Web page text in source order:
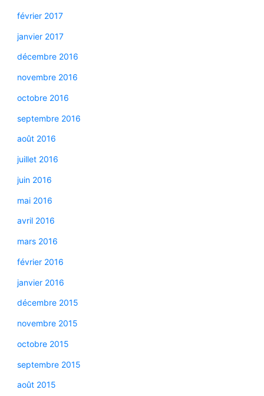
février 2017
janvier 2017
décembre 2016
novembre 2016
octobre 2016
septembre 2016
août 2016
juillet 2016
juin 2016
mai 2016
avril 2016
mars 2016
février 2016
janvier 2016
décembre 2015
novembre 2015
octobre 2015
septembre 2015
août 2015